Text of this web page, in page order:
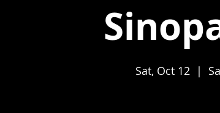
Sat, Oct 12
  |